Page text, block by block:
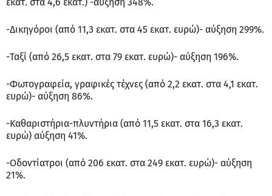
-Δικηγόροι (από 11,3 εκατ. στα 45 εκατ. ευρώ)- αύξηση 299%.
-Ταξί (από 26,5 εκατ. στα 79 εκατ. ευρώ)- αύξηση 196%.
-Φωτογραφεία, γραφικές τέχνες (από 2,2 εκατ. στα 4,1 εκατ.
ευρώ)- αύξηση 86%.
-Καθαριστήρια-πλυντήρια (από 11,5 εκατ. στα 16,3 εκατ.
ευρώ) αύξηση 41%.
-Οδοντίατροι (από 206 εκατ. στα 249 εκατ. ευρώ)- αύξηση
21%.